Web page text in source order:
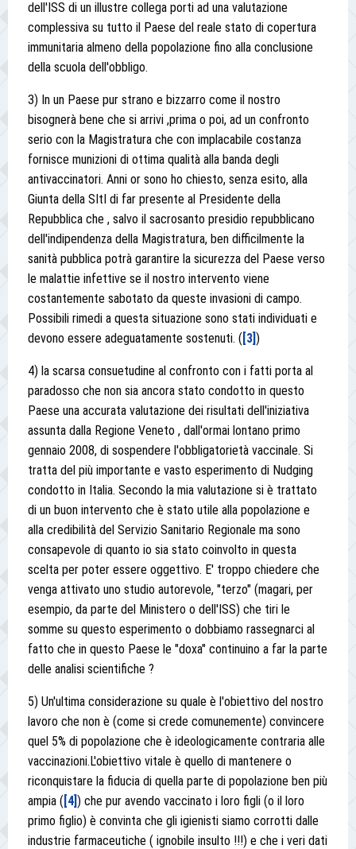
dell'ISS di un illustre collega porti ad una valutazione
complessiva su tutto il Paese del reale stato di copertura
immunitaria almeno della popolazione fino alla conclusione
della scuola dell'obbligo.
3) In un Paese pur strano e bizzarro come il nostro
bisognerà bene che si arrivi ,prima o poi, ad un confronto
serio con la Magistratura che con implacabile costanza
fornisce munizioni di ottima qualità alla banda degli
antivaccinatori. Anni or sono ho chiesto, senza esito, alla
Giunta della SItI di far presente al Presidente della
Repubblica che , salvo il sacrosanto presidio repubblicano
dell'indipendenza della Magistratura, ben difficilmente la
sanità pubblica potrà garantire la sicurezza del Paese verso
le malattie infettive se il nostro intervento viene
costantemente sabotato da queste invasioni di campo.
Possibili rimedi a questa situazione sono stati individuati e
devono essere adeguatamente sostenuti. ([3])
4) la scarsa consuetudine al confronto con i fatti porta al
paradosso che non sia ancora stato condotto in questo
Paese una accurata valutazione dei risultati dell'iniziativa
assunta dalla Regione Veneto , dall'ormai lontano primo
gennaio 2008, di sospendere l'obbligatorietà vaccinale. Si
tratta del più importante e vasto esperimento di Nudging
condotto in Italia. Secondo la mia valutazione si è trattato
di un buon intervento che è stato utile alla popolazione e
alla credibilità del Servizio Sanitario Regionale ma sono
consapevole di quanto io sia stato coinvolto in questa
scelta per poter essere oggettivo. E' troppo chiedere che
venga attivato uno studio autorevole, "terzo" (magari, per
esempio, da parte del Ministero o dell'ISS) che tiri le
somme su questo esperimento o dobbiamo rassegnarci al
fatto che in questo Paese le "doxa" continuino a far la parte
delle analisi scientifiche ?
5) Un'ultima considerazione su quale è l'obiettivo del nostro
lavoro che non è (come si crede comunemente) convincere
quel 5% di popolazione che è ideologicamente contraria alle
vaccinazioni.L'obiettivo vitale è quello di mantenere o
riconquistare la fiducia di quella parte di popolazione ben più
ampia ([4]) che pur avendo vaccinato i loro figli (o il loro
primo figlio) è convinta che gli igienisti siamo corrotti dalle
industrie farmaceutiche ( ignobile insulto !!!) e che i veri dati